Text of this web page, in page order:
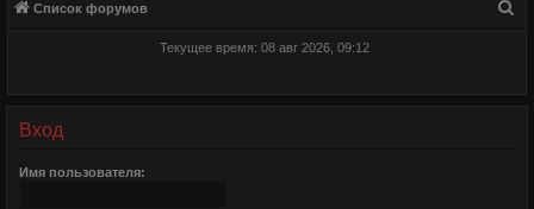
Список форумов
Текущее время: 08 авг 2026, 09:12
Вход
Имя пользователя: